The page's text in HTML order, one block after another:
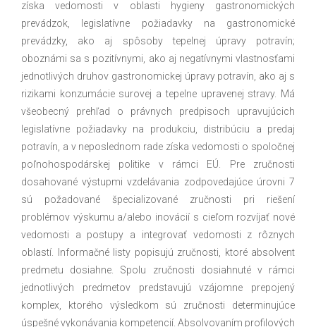
získa vedomosti v oblasti hygieny gastronomických
prevádzok, legislatívne požiadavky na gastronomické
prevádzky, ako aj spôsoby tepelnej úpravy potravín;
oboznámi sa s pozitívnymi, ako aj negatívnymi vlastnosťami
jednotlivých druhov gastronomickej úpravy potravín, ako aj s
rizikami konzumácie surovej a tepelne upravenej stravy. Má
všeobecný prehľad o právnych predpisoch upravujúcich
legislatívne požiadavky na produkciu, distribúciu a predaj
potravín, a v neposlednom rade získa vedomosti o spoločnej
poľnohospodárskej politike v rámci EÚ. Pre zručnosti
dosahované výstupmi vzdelávania zodpovedajúce úrovni 7
sú požadované špecializované zručnosti pri riešení
problémov výskumu a/alebo inovácií s cieľom rozvíjať nové
vedomosti a postupy a integrovať vedomosti z rôznych
oblastí. Informačné listy popisujú zručnosti, ktoré absolvent
predmetu dosiahne. Spolu zručnosti dosiahnuté v rámci
jednotlivých predmetov predstavujú vzájomne prepojený
komplex, ktorého výsledkom sú zručnosti determinujúce
úspešné vykonávania kompetencií. Absolvovaním profilových